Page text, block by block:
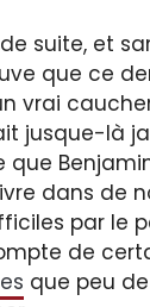
suite, et
que ce
vrai
jusque-là
que
dans de
par le
de
que peu